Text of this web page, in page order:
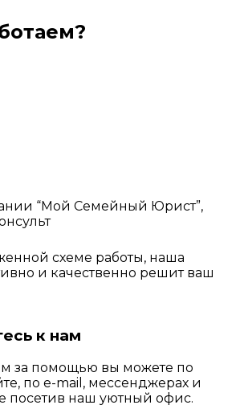
“Мой Семейный Юрист”,
схеме работы, наша
и качественно решит ваш
к нам
за помощью вы можете по
по e-mail, мессенджерах и
посетив наш уютный офис.